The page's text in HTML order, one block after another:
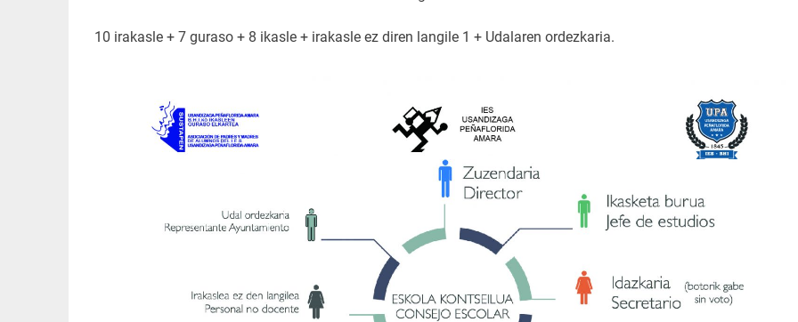
10 irakasle + 7 guraso + 8 ikasle + irakasle ez diren langile 1 + Udalaren ordezkaria.